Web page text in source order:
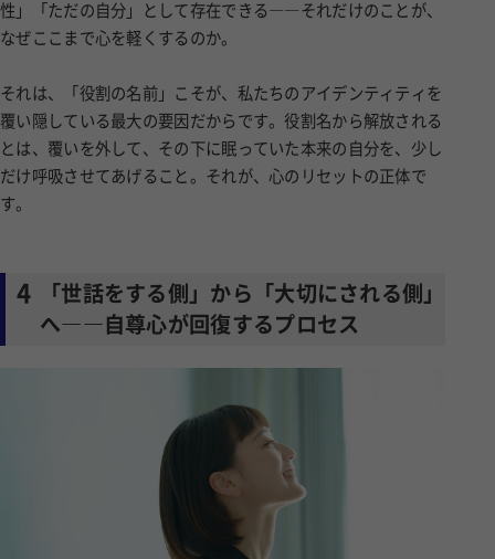
性」「ただの自分」として存在できる――それだけのことが、
なぜここまで心を軽くするのか。
それは、「役割の名前」こそが、私たちのアイデンティティを
覆い隠している最大の要因だからです。役割名から解放される
とは、覆いを外して、その下に眠っていた本来の自分を、少し
だけ呼吸させてあげること。それが、心のリセットの正体で
す。
4
「世話をする側」から「大切にされる側」
へ――自尊心が回復するプロセス